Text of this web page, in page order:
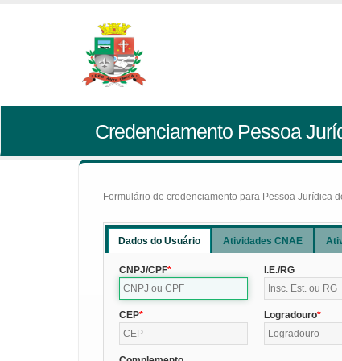
Credenciamento Pessoa
Formulário de credenciamento para Pessoa Jurídica
Dados do Usuário Atividades CNAE
CNPJ/CPF I.E./RG
CEP Logradouro